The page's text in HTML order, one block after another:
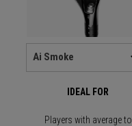
IDEAL FOR
Players with average to